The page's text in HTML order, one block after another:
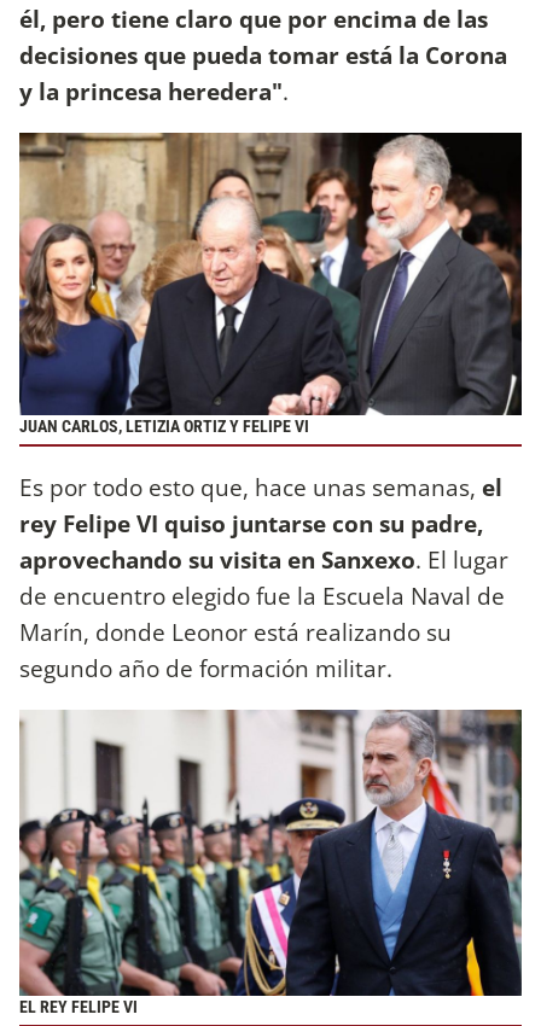
él, pero tiene claro que por encima de las
decisiones que pueda tomar está la Corona
y la princesa heredera".
JUAN CARLOS, LETIZIA ORTIZ Y FELIPE VI
Es por todo esto que, hace unas semanas, el
rey Felipe VI quiso juntarse con su padre,
aprovechando su visita en Sanxexo. El lugar
de encuentro elegido fue la Escuela Naval de
Marín, donde Leonor está realizando su
segundo año de formación militar.
EL REY FELIPE VI